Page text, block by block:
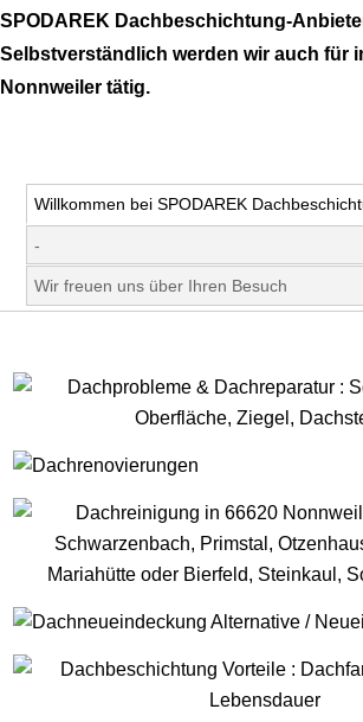
SPODAREK Dachbeschichtung-
Selbstverständlich werden wir auch für
Nonnweiler tätig.
Willkommen bei SPODAREK
-
Wir freuen uns über Ihren Besuch